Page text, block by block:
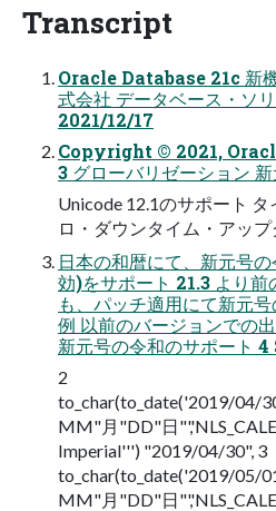
Transcript
Oracle Database 21c 新
式会社 データベース・ソ
2021/12/17
Copyright © 2021,
3 グローバリゼーション
Unicode 12.1のサポート
ロ・ダウンタイム・アップ
⽇本の和暦にて、新元号
効)をサポート 21.3 より前
も、パッチ適⽤にて新元
例 以前のバージョンでの
新元号の令和のサポート
2
to_char(to_date('2019/04/
MM"月"DD"日
Imperial''') "2019/04/30", 3
to_char(to_date('2019/05/
MM"月"DD"日